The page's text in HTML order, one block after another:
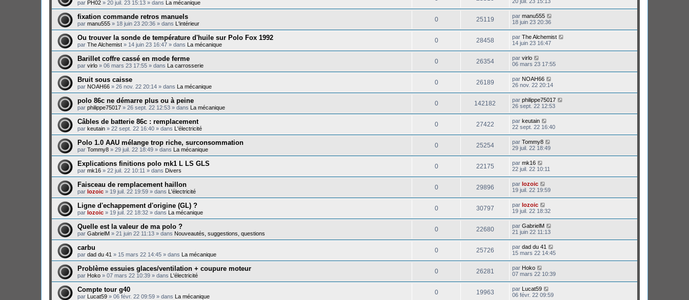
par PH02 » 20 juil. 23 15:13 » dans La mécanique
fixation commande retros manuels
par manu555 » 18 juin 23 20:36 » dans L'intérieur
0 25119 par manu555
18 juin 23 20:36
Ou trouver la sonde de température d'huile sur Polo Fox 1992
par The Alchemist » 14 juin 23 16:47 » dans La mécanique
0 28458 par The Alchemist
14 juin 23 16:47
Barillet coffre cassé en mode ferme
par virlo » 06 mars 23 17:55 » dans La carrosserie
0 26354 par virlo
06 mars 23 17:55
Bruit sous caisse
par NOAH66 » 26 nov. 22 20:14 » dans La mécanique
0 26189 par NOAH66
26 nov. 22 20:14
polo 86c ne démarre plus ou à peine
par philippe75017 » 26 sept. 22 12:53 » dans La mécanique
0 142182 par philippe75017
26 sept. 22 12:53
Câbles de batterie 86c : remplacement
par keutain » 22 sept. 22 16:40 » dans L'électricité
0 27422 par keutain
22 sept. 22 16:40
Polo 1.0 AAU mélange trop riche, surconsommation
par Tommy8 » 29 juil. 22 18:49 » dans La mécanique
0 25254 par Tommy8
29 juil. 22 18:49
Explications finitions polo mk1 L LS GLS
par mk16 » 22 juil. 22 10:11 » dans Divers
0 22175 par mk16
22 juil. 22 10:11
Faisceau de remplacement haillon
par lozoic » 19 juil. 22 19:59 » dans L'électricité
0 29896 par lozoic
19 juil. 22 19:59
Ligne d'echappement d'origine (GL) ?
par lozoic » 19 juil. 22 18:32 » dans La mécanique
0 30797 par lozoic
19 juil. 22 18:32
Quelle est la valeur de ma polo ?
par GabrielM » 21 juin 22 11:13 » dans Nouveautés, suggestions, questions
0 22680 par GabrielM
21 juin 22 11:13
carbu
par dad du 41 » 15 mars 22 14:45 » dans La mécanique
0 25726 par dad du 41
15 mars 22 14:45
Problème essuies glaces/ventilation + coupure moteur
par Hoko » 07 mars 22 10:39 » dans L'électricité
0 26281 par Hoko
07 mars 22 10:39
Compte tour g40
par Lucat59 » 06 févr. 22 09:59 » dans La mécanique
0 19963 par Lucat59
06 févr. 22 09:59